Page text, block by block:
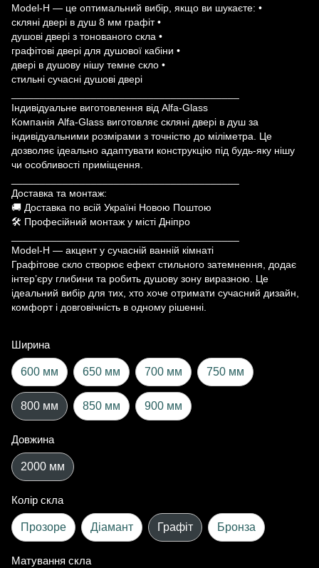
Model-H — це оптимальний вибір, якщо ви шукаєте: •
скляні двері в душ 8 мм графіт •
душові двері з тонованого скла •
графітові двері для душової кабіни •
двері в душову нішу темне скло •
стильні сучасні душові двері
Індивідуальне виготовлення від Alfa-Glass
Компанія Alfa-Glass виготовляє скляні двері в душ за
індивідуальними розмірами з точністю до міліметра. Це
дозволяє ідеально адаптувати конструкцію під будь-яку нішу
чи особливості приміщення.
Доставка та монтаж:
🚚 Доставка по всій Україні Новою Поштою
🛠 Професійний монтаж у місті Дніпро
Model-H — акцент у сучасній ванній кімнаті
Графітове скло створює ефект стильного затемнення, додає
інтер’єру глибини та робить душову зону виразною. Це
ідеальний вибір для тих, хто хоче отримати сучасний дизайн,
комфорт і довговічність в одному рішенні.
Ширина
600 мм 650 мм 700 мм 750 мм
800 мм 850 мм 900 мм
Довжина
2000 мм
Колір скла
Прозоре Діамант Графіт Бронза
Матування скла